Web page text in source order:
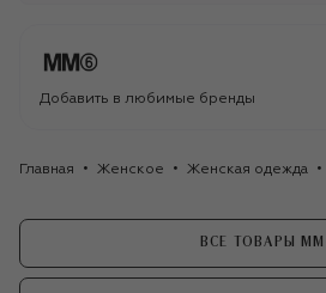
Добавить в любимые бренды
Главная Женское Женская одежда
ВСЕ ТОВАРЫ